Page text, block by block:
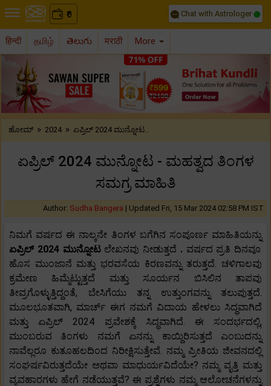
₹
0 Chat with Astrologer
हिन्दी தமிழ் తెలుగు मराठी More
Previous
ಹೋಮ್ » 2024 » ಏಪ್ರಿಲ್ 2024 ಮುನ್ನೋಟ..
ಏಪ್ರಿಲ್ 2024 ಮುನ್ನೋಟ - ಮಹತ್ವದ ತಿಂಗಳ
ಸಮಗ್ರ ಮಾಹಿತಿ
Author: Sudha Bangera | Updated Fri, 15 Mar 2024 02:58 PM IST
ನಿಮಗೆ ವರ್ಷದ ಈ ನಾಲ್ಕನೇ ತಿಂಗಳ ಬಗೆಗಿನ ಸಂಪೂರ್ಣ ಮಾಹಿತಿಯನ್ನು
ಏಪ್ರಿಲ್ 2024 ಮುನ್ನೋಟ ಲೇಖನವು ನೀಡುತ್ತದೆ . ವರ್ಷದ ಪ್ರತಿ ದಿನವೂ
ಹೊಸ ಮುಂಜಾನೆ ಮತ್ತು ಭರವಸೆಯ ಕಿರಣವನ್ನು ತರುತ್ತದೆ. ಚಳಿಗಾಲವು
ಕ್ರಮೇಣ ಹಿಮ್ಮೆಟ್ಟುತ್ತದೆ ಮತ್ತು ಸೂರ್ಯನ ಬಿಸಿಲಿನ ತಾಪವು
ತೀವ್ರಗೊಳ್ಳುತ್ತಿದ್ದಂತೆ, ಬೇಸಿಗೆಯು ತನ್ನ ಉತ್ತುಂಗವನ್ನು ತಲುಪುತ್ತದೆ.
ಮೂಲಭೂತವಾಗಿ, ಮಾರ್ಚ್ ಈಗ ನಮಗೆ ವಿದಾಯ ಹೇಳಲು ಸಿದ್ಧವಾಗಿದೆ
ಮತ್ತು ಏಪ್ರಿಲ್ 2024 ಪ್ರವೇಶಕ್ಕೆ ಸಿದ್ಧವಾಗಿದೆ. ಈ ಸಂದರ್ಭದಲ್ಲಿ,
ಮುಂಬರುವ ತಿಂಗಳು ನಮಗೆ ಏನನ್ನು ಕಾಯ್ದಿರಿಸುತ್ತದೆ ಎಂಬುದನ್ನು
ನಾವೆಲ್ಲರೂ ಕುತೂಹಲದಿಂದ ನಿರೀಕ್ಷಿಸುತ್ತೇವೆ. ನಮ್ಮ ಪ್ರೀತಿಯ ಜೀವನದಲ್ಲಿ
ಸಂಘರ್ಷವಿರುತ್ತದೆಯೇ ಅಥವಾ ಮಾಧುರ್ಯವಿದೆಯೇ? ನಮ್ಮ ವೃತ್ತಿ ಮತ್ತು
ವ್ಯವಹಾರಗಳು ಹೇಗೆ ನಡೆಯುತ್ತವೆ? ಈ ಪ್ರಶ್ನೆಗಳು ನಮ್ಮ ಆಲೋಚನೆಗಳನ್ನು